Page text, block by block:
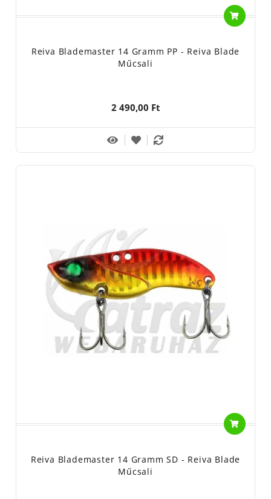
Reiva Blademaster 14 Gramm PP - Reiva Blade
Műcsali
2 490,00 Ft
Reiva Blademaster 14 Gramm SD - Reiva Blade
Műcsali